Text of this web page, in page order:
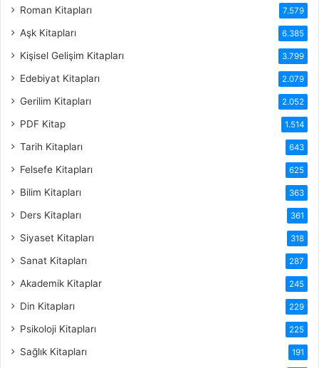
Roman Kitapları 7.579
Aşk Kitapları 6.385
Kişisel Gelişim Kitapları 3.799
Edebiyat Kitapları 2.079
Gerilim Kitapları 2.052
PDF Kitap 1.514
Tarih Kitapları 643
Felsefe Kitapları 625
Bilim Kitapları 363
Ders Kitapları 361
Siyaset Kitapları 318
Sanat Kitapları 287
Akademik Kitaplar 245
Din Kitapları 229
Psikoloji Kitapları 225
Sağlık Kitapları 191